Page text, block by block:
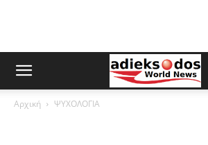
Αρχική ΨΥΧΟΛΟΓΙΑ